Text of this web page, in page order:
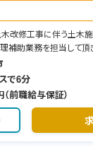
改修工事に伴う土木
補助業務を担当して頂
で6分
前職給与保証）